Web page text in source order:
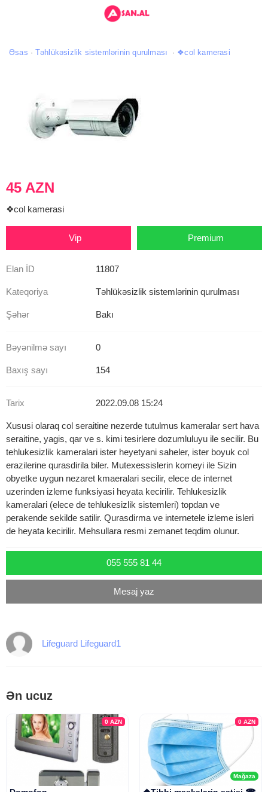
Əsas Təhlükəsizlik sistemlərinin qurulması ❖col kamerasi
45 AZN
❖col kamerasi
Vip Premium
Elan İD 11807
Kateqoriya Təhlükəsizlik sistemlərinin qurulması
Şəhər Bakı
Bəyənilmə sayı 0
Baxış sayı 154
Tarix 2022.09.08 15:24
Xususi olaraq col seraitine nezerde tutulmus kameralar sert hava
seraitine, yagis, qar ve s. kimi tesirlere dozumluluyu ile secilir. Bu
tehlukesizlik kameralari ister heyetyani saheler, ister boyuk col
erazilerine qurasdirila biler. Mutexessislerin komeyi ile Sizin
obyetke uygun nezaret kmaeralari secilir, elece de internet
uzerinden izleme funksiyasi heyata kecirilir. Tehlukesizlik
kameralari (elece de tehlukesizlik sistemleri) topdan ve
perakende sekilde satilir. Qurasdirma ve internetele izleme isleri
de heyata kecirilir. Mehsullara resmi zemanet teqdim olunur.
055 555 81 44
Mesaj yaz
Lifeguard Lifeguard1
Ən ucuz
0AZN
Mağaza
0 AZN